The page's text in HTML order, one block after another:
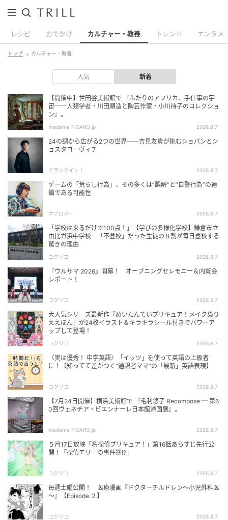
レシピ おでかけ カルチャー・教養 トレンド エンタメ
トップ カルチャー・教養
人気 新着
【開催中】世田谷美術館で 『ふたりのアフリカ、手仕事の宇
宙──人類学者・川田順造と陶芸作家・小川待子のコレクショ
ン』。
madame FIGARO.jp 2026.8.7
24の調から広がる2つの世界――吉見友貴が挑むショパンとシ
ョスタコーヴィチ
クランクイン！ 2026.8.7
ゲームの「荒らし行為」、その多くは”誤解”と”自警行為”の連
鎖である可能性
ナゾロジー 2026.8.7
「学校は来るだけで100点！」【学びの多様化学校】鎌倉市立
由比ガ浜中学校 「不登校」だった生徒の８割が毎日登校する
驚きの理由
コクリコ 2026.8.7
『ウルサマ 2026』開幕！ オープニングセレモニー＆内覧会
レポート！
コクリコ 2026.8.7
大人気シリーズ最新作『めいたんていプリキュア！メイクぬり
ええほん』が24枚イラスト＆キラキラシール付きでパワーア
ップして登場！
コクリコ 2026.8.7
〈実は優秀！ 中学英語〉「イッツ」を使って英語の上級者
に！【知ってて差がつく“通訳者ママ”の「最新」英語表現】
コクリコ 2026.8.7
【7月24日開催】横浜美術館で 『毛利悠子 Recompose ─ 第6
0回ヴェネチア・ビエンナーレ日本館帰国展』。
madame FIGARO.jp 2026.8.7
５月17日放映「名探偵プリキュア！」第16話あらすじ先行公
開！「探偵エリーの事件簿!?」
コクリコ 2026.8.7
毎週土曜公開！ 医療漫画『ドクターチルドレン～小児外科医
～』【Episode.２】
コクリコ 2026.8.7